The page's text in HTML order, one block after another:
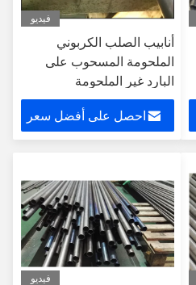
فيديو
أنابيب الصلب الكربوني
الملحومة المسحوب على
البارد غير الملحومة
احصل على أفضل سعر
فيديو